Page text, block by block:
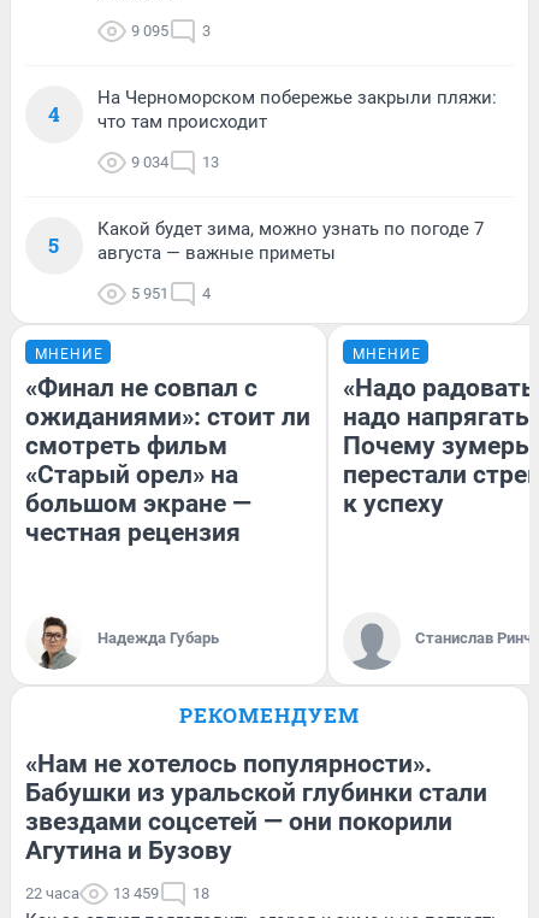
9 095 3
4
На Черноморском побережье закрыли пляжи:
что там происходит
9 034 13
5
Какой будет зима, можно узнать по погоде 7
августа — важные приметы
5 951 4
МНЕНИЕ
«Финал не совпал с
ожиданиями»: стоит ли
смотреть фильм
«Старый орел» на
большом экране —
честная рецензия
Надежда Губарь
МНЕНИЕ
«Надо
надо
Почему зумеры
перестали
к успеху
Станислав
РЕКОМЕНДУЕМ
«Нам не хотелось популярности».
Бабушки из уральской глубинки стали
звездами соцсетей — они покорили
Агутина и Бузову
22 часа 13 459 18